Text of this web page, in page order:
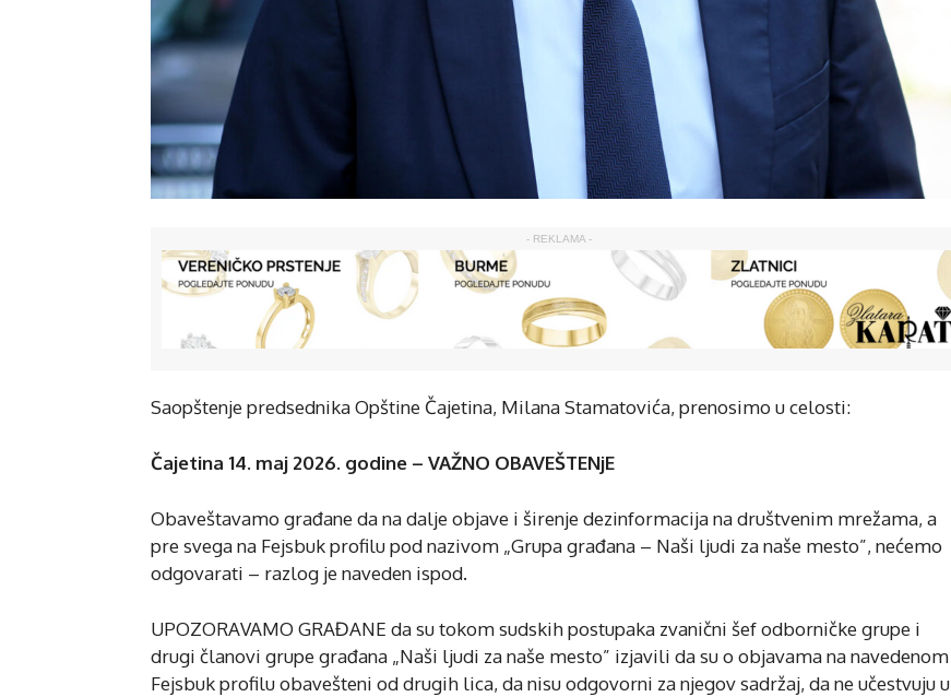
- REKLAMA -
Saopštenje predsednika Opštine Čajetina, Milana Stamatovića, prenosimo u celosti:
Čajetina 14. maj 2026. godine – VAŽNO OBAVEŠTENjE
Obaveštavamo građane da na dalje objave i širenje dezinformacija na društvenim mrežama, a
pre svega na Fejsbuk profilu pod nazivom „Grupa građana – Naši ljudi za naše mesto”, nećemo
odgovarati – razlog je naveden ispod.
UPOZORAVAMO GRAĐANE da su tokom sudskih postupaka zvanični šef odborničke grupe i
drugi članovi grupe građana „Naši ljudi za naše mesto” izjavili da su o objavama na navedenom
Fejsbuk profilu obavešteni od drugih lica, da nisu odgovorni za njegov sadržaj, da ne učestvuju u